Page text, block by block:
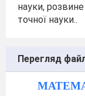
науки, розвине
точної науки..
Перегляд